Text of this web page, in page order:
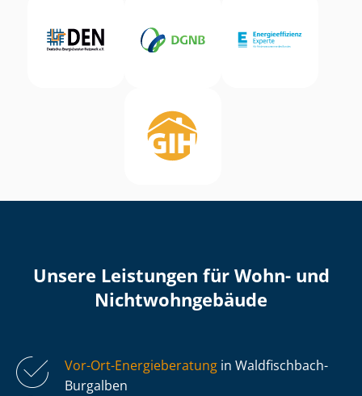
Unsere Leistungen für Wohn- und
Nicht­wohn­ge­bäu­de
Vor-Ort-Energieberatung in Waldfischbach-
Burgalben